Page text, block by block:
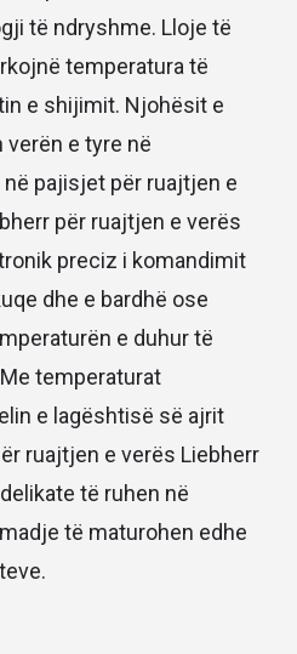
të ndryshme. Lloje të
temperatura të
e shijimit. Njohësit e
verën e tyre në
pajisjet për ruajtjen e
për ruajtjen e verës
preciz i komandimit
dhe e bardhë ose
e duhur të
temperaturat
e lagështisë së ajrit
ruajtjen e verës Liebherr
të ruhen në
të maturohen edhe